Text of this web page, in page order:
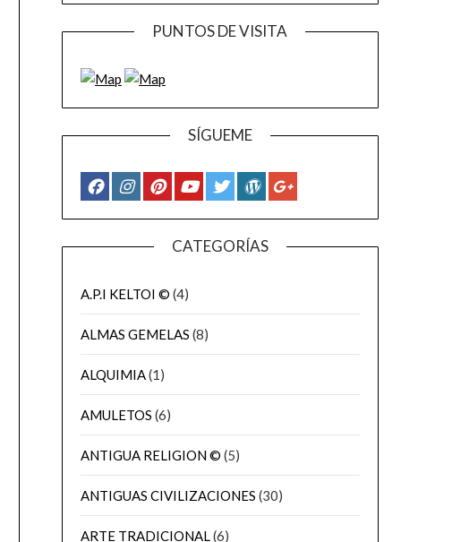
PUNTOS DE VISITA
SÍGUEME
CATEGORÍAS
A.P.I KELTOI © (4)
ALMAS GEMELAS (8)
ALQUIMIA(1)
AMULETOS (6)
ANTIGUA RELIGION © (5)
ANTIGUAS CIVILIZACIONES (30)
ARTE TRADICIONAL(6)